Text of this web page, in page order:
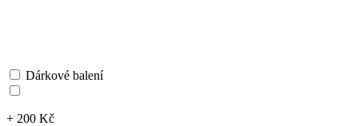
Dárkové balení
+ 200 Kč